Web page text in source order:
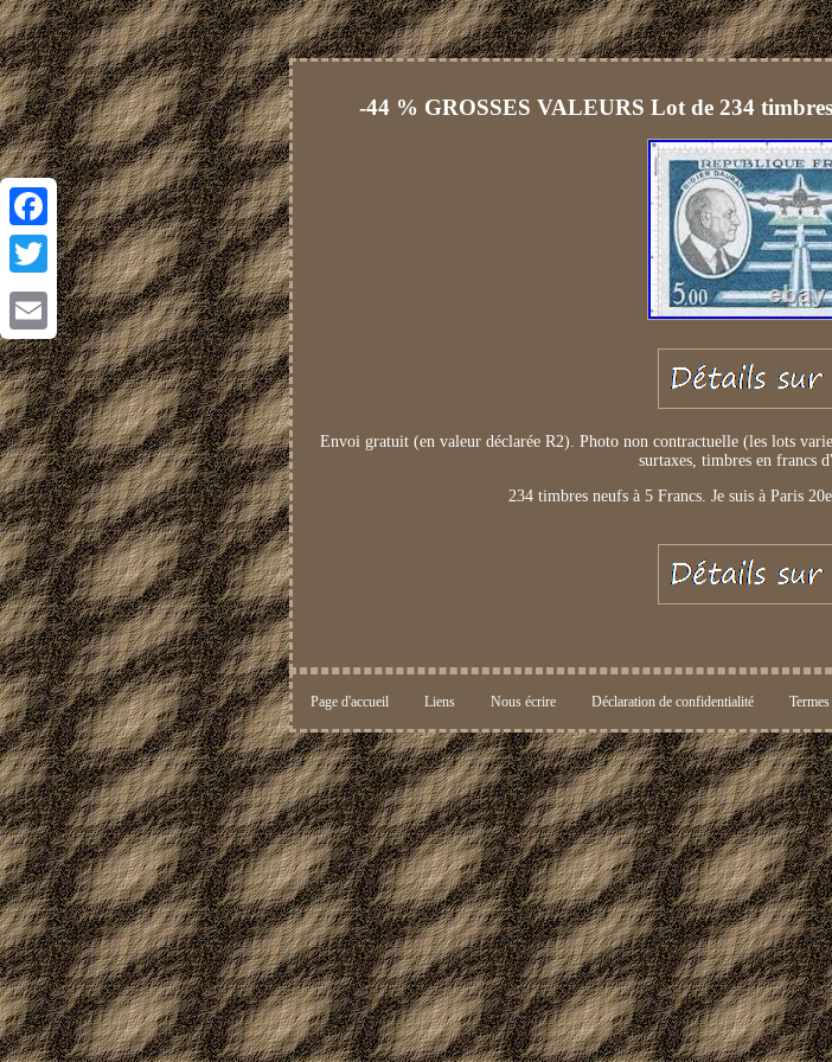
Facebook
Twitter
Email
-44 % GROSSES VALEURS Lot de 234
Envoi gratuit (en valeur déclarée R2). Photo non contractuelle (les lots
surtaxes, timbres en francs
234 timbres neufs à 5 Francs. Je suis à Paris
Page d'accueil Liens Nous écrire Déclaration de confidentialité